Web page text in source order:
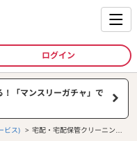
ログイン
！「マンスリーガチャ」で
ビス)
宅配・宅配保管クリーニング -